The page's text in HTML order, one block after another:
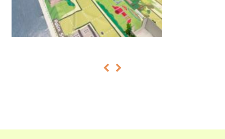
« »